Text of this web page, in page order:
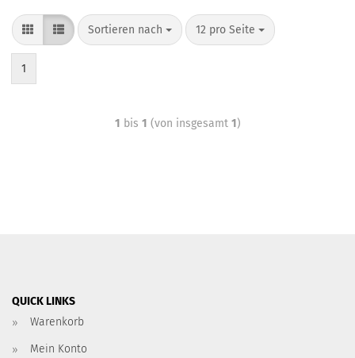
Sortieren nach 12 pro Seite
1
1 bis 1 (von insgesamt 1)
QUICK LINKS
Warenkorb
Mein Konto